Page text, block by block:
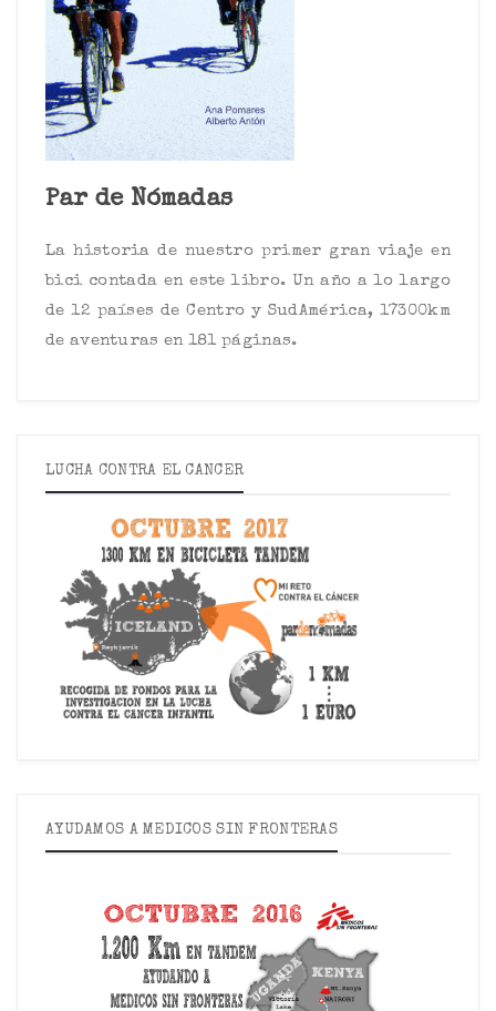
Par de Nómadas
La historia de nuestro primer gran viaje en
bici contada en este libro. Un año a lo largo
de 12 países de Centro y SudAmérica, 17300km
de aventuras en 181 páginas.
LUCHA CONTRA EL CANCER
AYUDAMOS A MEDICOS SIN FRONTERAS